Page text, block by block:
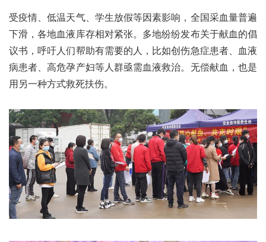
受疫情、低温天气、学生放假等因素影响，全国采血量普遍
下滑，各地血液库存相对紧张。多地纷纷发布关于献血的倡
议书，呼吁人们帮助有需要的人，比如创伤急症患者、血液
病患者、高危孕产妇等人群亟需血液救治。无偿献血，也是
用另一种方式救死扶伤。